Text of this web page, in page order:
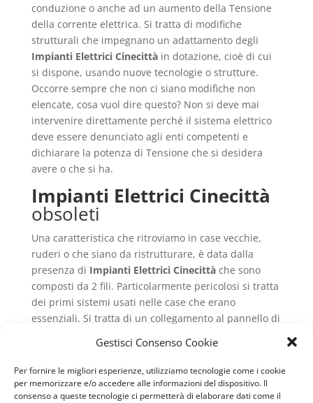
Gestisci Consenso Cookie
Per fornire le migliori esperienze, utilizziamo tecnologie come i cookie
per memorizzare e/o accedere alle informazioni del dispositivo. Il
consenso a queste tecnologie ci permetterà di elaborare dati come il
conduzione o anche ad un aumento della Tensione
della corrente elettrica. Si tratta di modifiche
strutturali che impegnano un adattamento degli
Impianti Elettrici Cinecittàin dotazione, cioè di cui
si dispone, usando nuove tecnologie o strutture.
Occorre sempre che non ci siano modifiche non
elencate, cosa vuol dire questo? Non si deve mai
intervenire direttamente perché il sistema elettrico
deve essere denunciato agli enti competenti e
dichiarare la potenza di Tensione che si desidera
avere o che si ha.
Impianti Elettrici Cinecittà
obsoleti
Una caratteristica che ritroviamo in case vecchie,
ruderi o che siano da ristrutturare, è data dalla
presenza di Impianti Elettrici Cinecittàche sono
composti da 2 fili. Particolarmente pericolosi si tratta
dei primi sistemi usati nelle case che erano
essenziali. Si tratta di un collegamento al pannello di
per la conduzione di corrente in tutta la casa.
Un impianto assolutamente non a norma di legge,
pericoloso per gli utenti che sono in casa, non in
grado di supportare l’alimentazione degli